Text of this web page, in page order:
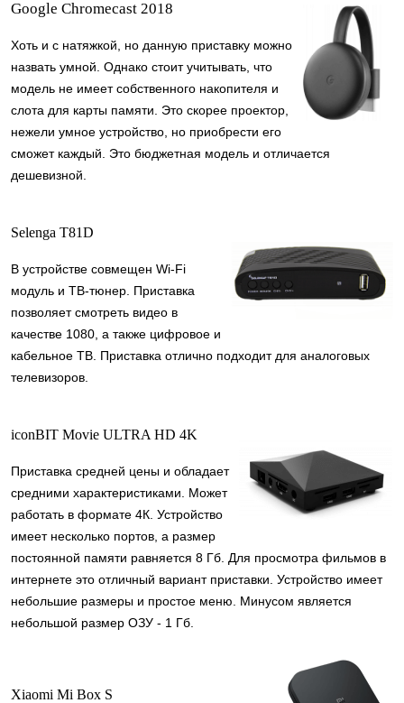
Google Chromecast 2018
Хоть и с натяжкой, но данную приставку можно
назвать умной. Однако стоит учитывать, что
модель не имеет собственного накопителя и
слота для карты памяти. Это скорее проектор,
нежели умное устройство, но приобрести его
сможет каждый. Это бюджетная модель и отличается
дешевизной.
Selenga T81D
В устройстве совмещен Wi-Fi
модуль и ТВ-тюнер. Приставка
позволяет смотреть видео в
качестве 1080, а также цифровое и
кабельное ТВ. Приставка отлично подходит для аналоговых
телевизоров.
iconBIT Movie ULTRA HD 4K
Приставка средней цены и обладает
средними характеристиками. Может
работать в формате 4К. Устройство
имеет несколько портов, а размер
постоянной памяти равняется 8 Гб. Для просмотра фильмов в
интернете это отличный вариант приставки. Устройство имеет
небольшие размеры и простое меню. Минусом является
небольшой размер ОЗУ - 1 Гб.
Xiaomi Mi Box S